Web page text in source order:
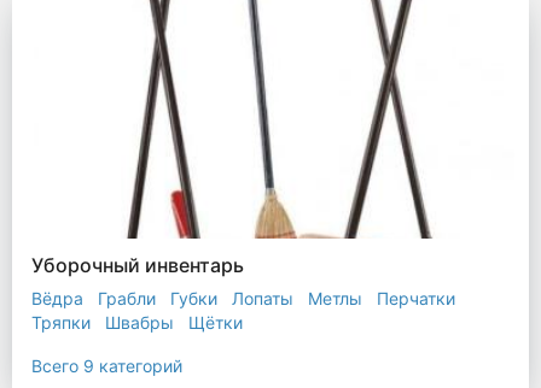
Уборочный инвентарь
Вёдра Грабли Губки Лопаты Метлы
Перчатки
Тряпки
Швабры Щётки
Всего 9 категорий